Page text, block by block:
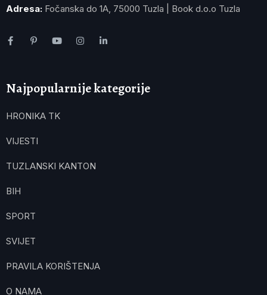
Adresa: Fočanska do 1A, 75000 Tuzla | Book d.o.o Tuzla
Najpopularnije kategorije
HRONIKA TK
VIJESTI
TUZLANSKI KANTON
BIH
SPORT
SVIJET
PRAVILA KORIŠTENJA
O NAMA